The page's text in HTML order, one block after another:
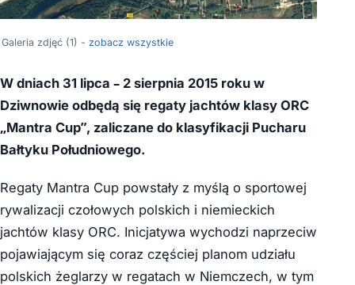
Galeria zdjęć (1) - zobacz wszystkie
W dniach 31 lipca – 2 sierpnia 2015 roku w
Dziwnowie odbędą się regaty jachtów klasy ORC
„Mantra Cup”, zaliczane do klasyfikacji Pucharu
Bałtyku Południowego.
Regaty Mantra Cup powstały z myślą o sportowej
rywalizacji czołowych polskich i niemieckich
jachtów klasy ORC. Inicjatywa wychodzi naprzeciw
pojawiającym się coraz częściej planom udziału
polskich żeglarzy w regatach w Niemczech, w tym